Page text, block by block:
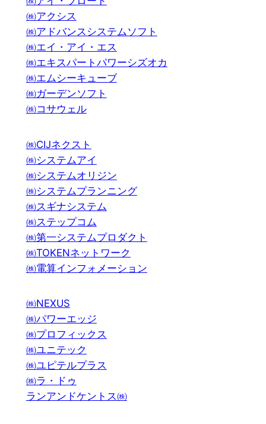
㈱アクシス
㈱アドバンスシステムソフト
㈱エイ・アイ・エス
㈱エキスパートパワーシズオカ
㈱エムシーキューブ
㈱ガーデンソフト
㈱コサウェル
㈱CIJネクスト
㈱システムアイ
㈱システムオリジン
㈱システムプランニング
㈱スギナシステム
㈱ステップコム
㈱第一システムプロダクト
㈱TOKENネットワーク
㈱電算インフォメーション
㈱NEXUS
㈱パワーエッジ
㈱プロフィックス
㈱ユニテック
㈱ユピテルプラス
㈱ラ・ドゥ
ランアンドケントス㈱